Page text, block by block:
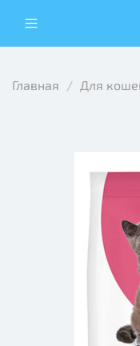
Главная Для